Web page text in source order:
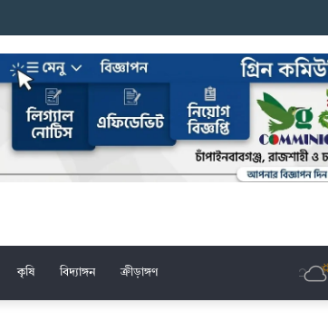
মশাল মিছিল
কৃষি বিদ্যাঙ্গন ক্রীড়াঙ্গণ